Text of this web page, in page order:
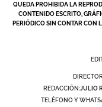
QUEDA PROHIBIDA LA
CONTENIDO ESCRITO,
PERIÓDICO SIN CONTAR CON
REDACCIÓN:JULIO
TELÉFONO Y